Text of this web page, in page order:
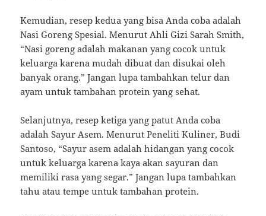
Kemudian, resep kedua yang bisa Anda coba adalah
Nasi Goreng Spesial. Menurut Ahli Gizi Sarah Smith,
“Nasi goreng adalah makanan yang cocok untuk
keluarga karena mudah dibuat dan disukai oleh
banyak orang.” Jangan lupa tambahkan telur dan
ayam untuk tambahan protein yang sehat.
Selanjutnya, resep ketiga yang patut Anda coba
adalah Sayur Asem. Menurut Peneliti Kuliner, Budi
Santoso, “Sayur asem adalah hidangan yang cocok
untuk keluarga karena kaya akan sayuran dan
memiliki rasa yang segar.” Jangan lupa tambahkan
tahu atau tempe untuk tambahan protein.